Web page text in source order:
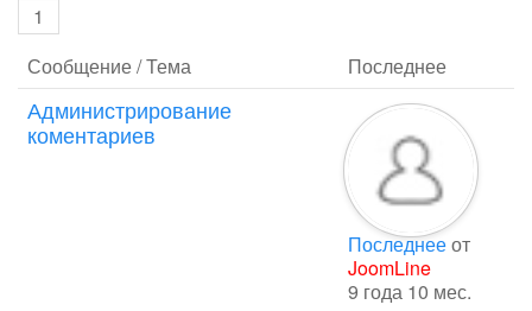
1
Сообщение / Тема
Последнее
Администрирование
коментариев
Последнееот
JoomLine
9 года 10 мес.